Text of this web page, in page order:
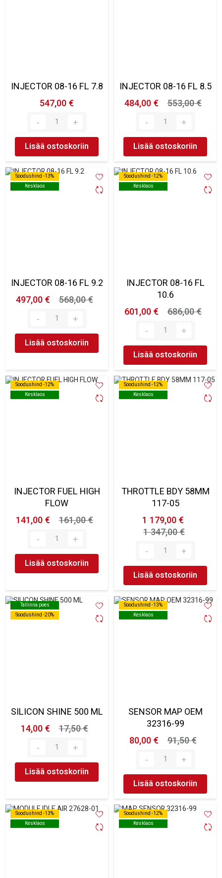
INJECTOR 08-16 FL 7.8
547,00 €
Lisää ostoskoriin
INJECTOR 08-16 FL 8.5
484,00 €
553,00 €
Lisää ostoskoriin
Soodushind -13%
Kesklaos
Soodushind -13%
Kesklaos
INJECTOR 08-16 FL 9.2
497,00 €
568,00 €
Lisää ostoskoriin
Soodushind -12%
Kesklaos
Soodushind -12%
Kesklaos
INJECTOR 08-16 FL
10.6
601,00 €
686,00 €
Lisää ostoskoriin
Soodushind -12%
Kesklaos
Soodushind -12%
Kesklaos
INJECTOR FUEL HIGH
FLOW
141,00 €
161,00 €
Lisää ostoskoriin
Soodushind -12%
Kesklaos
Soodushind -12%
Kesklaos
THROTTLE BDY 58MM
117-05
1 179,00 €
1 347,00 €
Lisää ostoskoriin
Tallinna poes
Soodushind -20%
Tallinna poes
Soodushind -20%
SILICON SHINE 500 ML
14,00 €
17,50 €
Lisää ostoskoriin
Soodushind -13%
Kesklaos
Soodushind -13%
Kesklaos
SENSOR MAP OEM
32316-99
80,00 €
91,50 €
Lisää ostoskoriin
Soodushind -13%
Kesklaos
Soodushind -13%
Kesklaos
Soodushind -12%
Kesklaos
Soodushind -12%
Kesklaos